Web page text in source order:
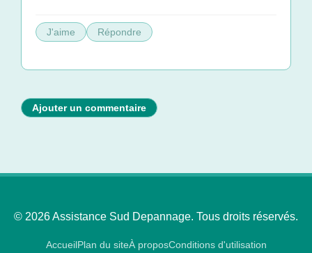
J'aime Répondre
Ajouter un commentaire
© 2026 Assistance Sud Depannage. Tous droits réservés.
AccueilPlan du siteÀ proposConditions d'utilisation